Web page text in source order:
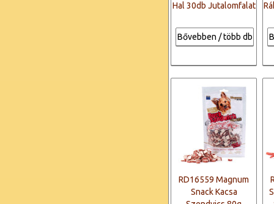
Hal 30db Jutalomfalat
Bővebben / több db
RD16559 Magnum
Snack Kacsa